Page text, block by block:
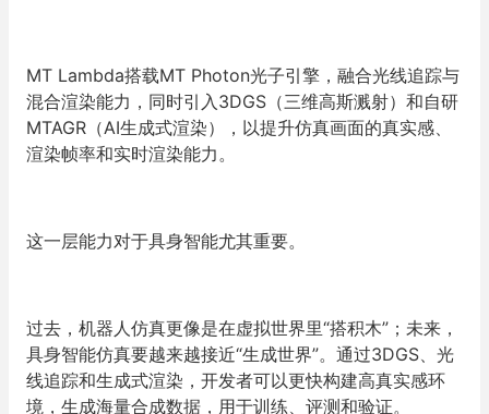
MT Lambda搭载MT Photon光子引擎，融合光线追踪与
混合渲染能力，同时引入3DGS（三维高斯溅射）和自研
MTAGR（AI生成式渲染），以提升仿真画面的真实感、
渲染帧率和实时渲染能力。
这一层能力对于具身智能尤其重要。
过去，机器人仿真更像是在虚拟世界里“搭积木”；未来，
具身智能仿真要越来越接近“生成世界”。通过3DGS、光
线追踪和生成式渲染，开发者可以更快构建高真实感环
境，生成海量合成数据，用于训练、评测和验证。